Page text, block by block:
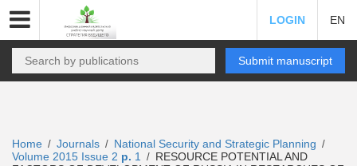
LOGIN EN
Submit manuscript
Home / Journals / National Security and Strategic Planning /
Volume 2015 Issue 2 p. 1 / RESOURCE POTENTIAL AND